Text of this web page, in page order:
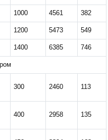
1000 4561 382
1200 5473 549
1400 6385 746
300 2460 113
400 2958 135